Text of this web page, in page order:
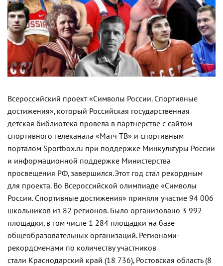
Всероссийский проект «Символы России. Спортивные
достижения», который Российская государственная
детская библиотека провела в партнерстве с сайтом
спортивного телеканала «Матч ТВ» и спортивным
порталом Sportbox.ru при поддержке Минкультуры России
и информационной поддержке Министерства
просвещения РФ, завершился.Этот год стал рекордным
для проекта. Во Всероссийской олимпиаде «Символы
России. Спортивные достижения» приняли участие 94 006
школьников из 82 регионов. Было организовано 3 992
площадки, в том числе 1 284 площадки на базе
общеобразовательных организаций. Регионами-
рекордсменами по количеству участников
стали Краснодарский край (18 736), Ростовская область (8